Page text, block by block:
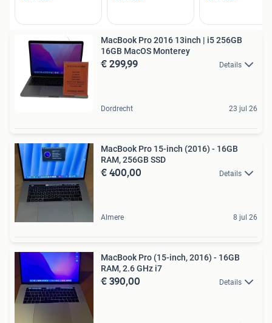
MacBook Pro 2016 13inch | i5 256GB
16GB MacOS Monterey
€ 299,99 Details
Dordrecht 23 jul 26
MacBook Pro 15-inch (2016) - 16GB
RAM, 256GB SSD
€ 400,00 Details
Almere 8 jul 26
MacBook Pro (15-inch, 2016) - 16GB
RAM, 2.6 GHz i7
€ 390,00 Details